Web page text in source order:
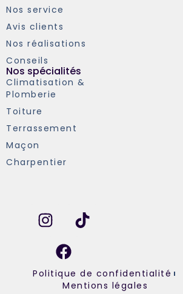
Nos service
Avis clients
Nos réalisations
Conseils
Nos spécialités
Climatisation &
Plomberie
Toiture
Terrassement
Maçon
Charpentier
Politique de confidentialité
Mentions légales